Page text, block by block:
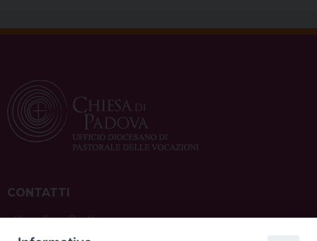
CONTATTI
ufficio: Casa Pio X
via Bonporti, 20 – 35141 Padova